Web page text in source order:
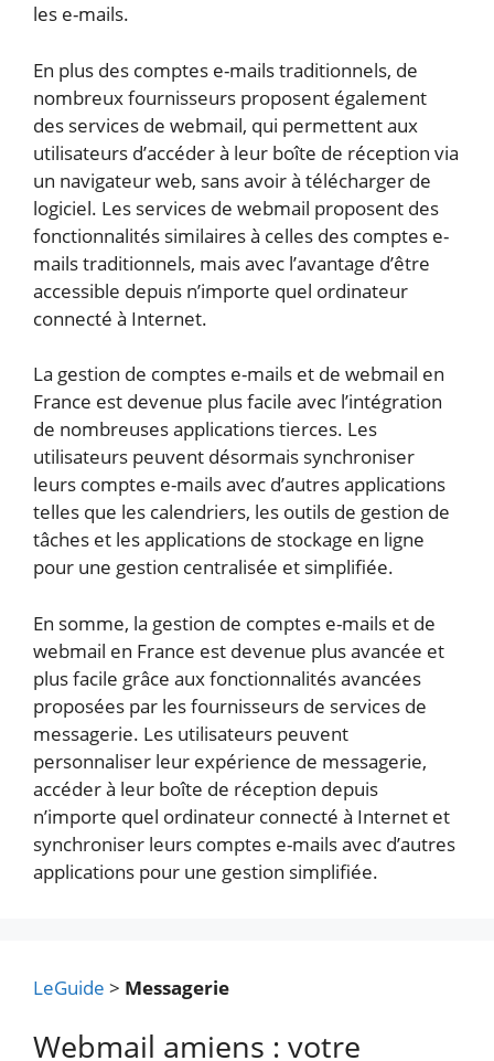
les e-mails.
En plus des comptes e-mails traditionnels, de
nombreux fournisseurs proposent également
des services de webmail, qui permettent aux
utilisateurs d’accéder à leur boîte de réception via
un navigateur web, sans avoir à télécharger de
logiciel. Les services de webmail proposent des
fonctionnalités similaires à celles des comptes e-
mails traditionnels, mais avec l’avantage d’être
accessible depuis n’importe quel ordinateur
connecté à Internet.
La gestion de comptes e-mails et de webmail en
France est devenue plus facile avec l’intégration
de nombreuses applications tierces. Les
utilisateurs peuvent désormais synchroniser
leurs comptes e-mails avec d’autres applications
telles que les calendriers, les outils de gestion de
tâches et les applications de stockage en ligne
pour une gestion centralisée et simplifiée.
En somme, la gestion de comptes e-mails et de
webmail en France est devenue plus avancée et
plus facile grâce aux fonctionnalités avancées
proposées par les fournisseurs de services de
messagerie. Les utilisateurs peuvent
personnaliser leur expérience de messagerie,
accéder à leur boîte de réception depuis
n’importe quel ordinateur connecté à Internet et
synchroniser leurs comptes e-mails avec d’autres
applications pour une gestion simplifiée.
LeGuide > Messagerie
Webmail amiens : votre